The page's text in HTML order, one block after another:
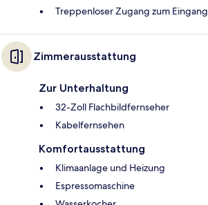
Treppenloser Zugang zum Eingang
Zimmerausstattung
Zur Unterhaltung
32-Zoll Flachbildfernseher
Kabelfernsehen
Komfortausstattung
Klimaanlage und Heizung
Espressomaschine